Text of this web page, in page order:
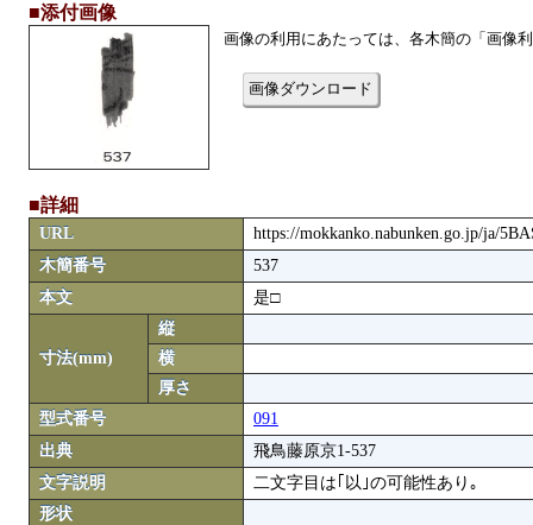
■添付画像
画像の利用にあたっては、各木簡の「画像
画像ダウンロード
■詳細
URL
https://mokkanko.nabunken.go.jp/ja/
木簡番号
537
本文
是□
寸法(mm)
縦
横
厚さ
型式番号
091
出典
飛鳥藤原京1-537
文字説明
二文字目は｢以｣の可能性あり｡
形状